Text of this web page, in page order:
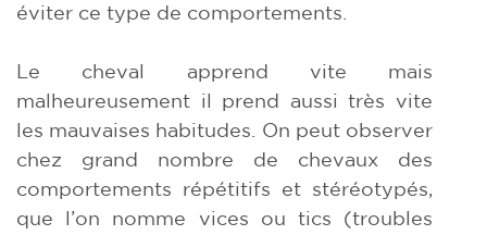
éviter ce type de comportements.
Le cheval apprend vite mais
malheureusement il prend aussi très vite
les mauvaises habitudes. On peut observer
chez grand nombre de chevaux des
comportements répétitifs et stéréotypés,
que l’on nomme vices ou tics (troubles